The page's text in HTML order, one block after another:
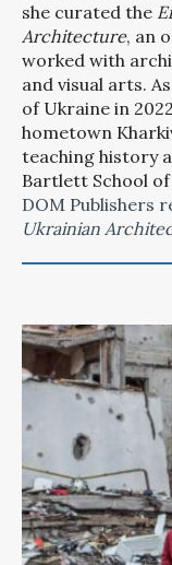
she curated the
Architecture, an
worked with
and visual arts.
of Ukraine in
hometown
teaching history
Bartlett School
DOM Publishers
Ukrainian